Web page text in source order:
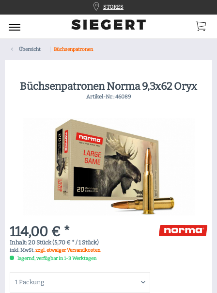
STORES
Übersicht Büchsenpatronen
Büchsenpatronen Norma 9,3x62 Oryx
Artikel-Nr.:46089
114,00 € *
Inhalt:20 Stück (5,70 € * / 1 Stück)
inkl. MwSt.zzgl. etwaiger Versandkosten
lagernd, verfügbar in 1-3 Werktagen